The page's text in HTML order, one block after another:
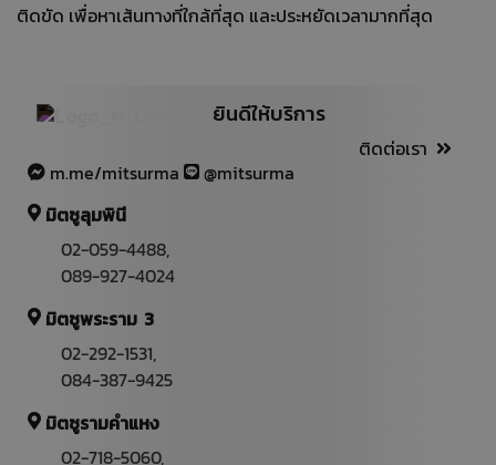
ติดขัด เพื่อหาเส้นทางที่ใกล้ที่สุด และประหยัดเวลามากที่สุด
ยินดีให้บริการ
ติดต่อเรา
m.me/mitsurma
@mitsurma
มิตซูลุมพินี
02-059-4488
089-927-4024
มิตซูพระราม 3
02-292-1531
084-387-9425
มิตซูรามคำแหง
02-718-5060,